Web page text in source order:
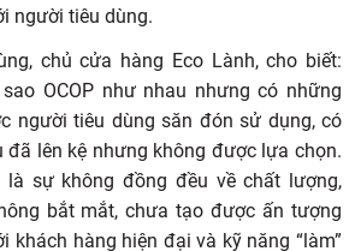
người tiêu dùng.
chủ cửa hàng Eco Lành, cho biết:
OCOP như nhau nhưng có những
người tiêu dùng săn đón sử dụng, có
đã lên kệ nhưng không được lựa chọn.
là sự không đồng đều về chất lượng,
bắt mắt, chưa tạo được ấn tượng
khách hàng hiện đại và kỹ năng “làm”